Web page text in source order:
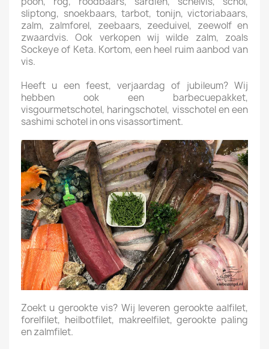
sliptong, snoekbaars, tarbot, tonijn, victoriabaars,
zalm, zalmforel, zeebaars, zeeduivel, zeewolf en
zwaardvis. Ook verkopen wij wilde zalm, zoals
Sockeye of Keta. Kortom, een heel ruim aanbod van
vis.
Heeft u een feest, verjaardag of jubileum? Wij
hebben ook een barbecuepakket,
visgourmetschotel, haringschotel, visschotel en een
sashimi schotel in ons visassortiment.
Zoekt u gerookte vis? Wij leveren gerookte aalfilet,
forelfilet, heilbotfilet, makreelfilet, gerookte paling
en zalmfilet.